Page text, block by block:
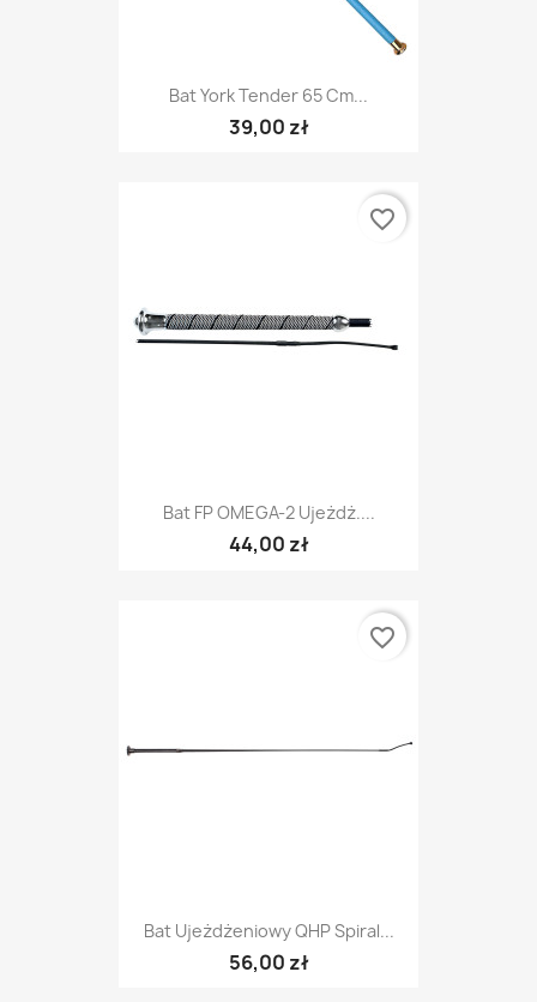
Bat York Tender 65 Cm...
39,00 zł
Bat FP OMEGA-2 Ujeżdż....
44,00 zł
favorite_border
Bat Ujeżdżeniowy QHP Spiral...
56,00 zł
favorite_border